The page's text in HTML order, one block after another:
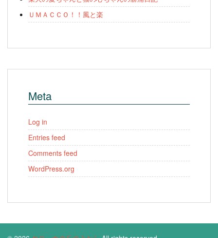
ＵＭＡＣＣＯ！！風と楽
Meta
Log in
Entries feed
Comments feed
WordPress.org